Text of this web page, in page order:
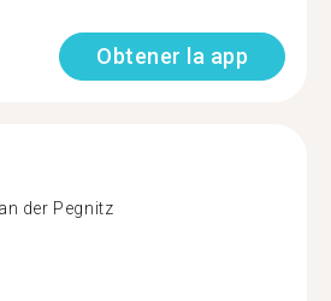
Obtener la app
der Pegnitz